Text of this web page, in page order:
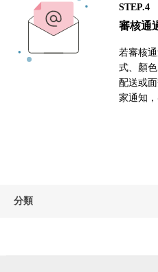
STEP.4
審核通
若審核
式、顏
配送或
家通知
分類